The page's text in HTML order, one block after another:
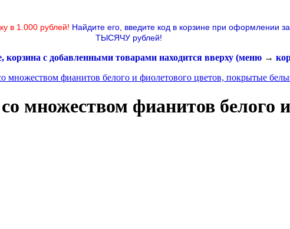
в 1.000 рублей! Найдите его, введите код в корзине при оформлении
ТЫСЯЧУ рублей!
корзина с добавленными товарами находится вверху (меню →
множеством фианитов белого и фиолетового цветов, покрытые
множеством фианитов белого